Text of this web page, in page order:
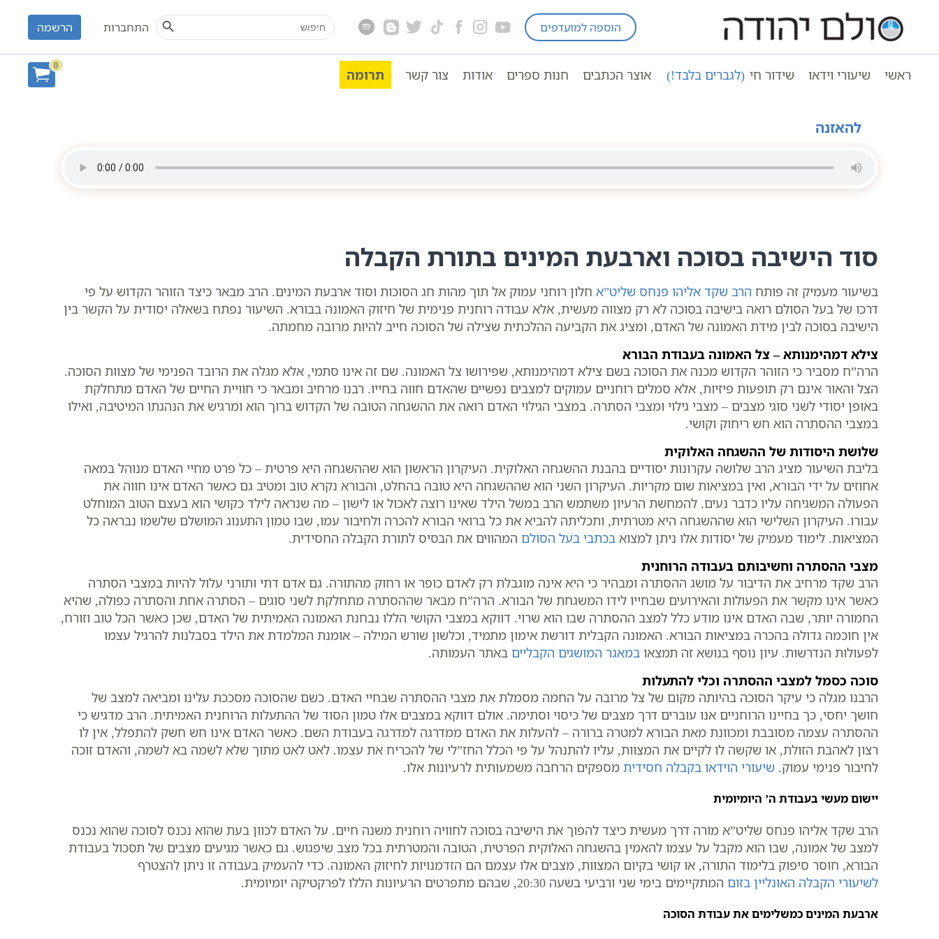
הוספה למועדפים Search
for:
Search Button
התחברות הרשמה
ראשי שיעורי וידאו שידור חי (לגברים בלבד!) אוצר הכתבים חנות ספרים אודות צור קשר תרומה
0
עמוד ראשי שיעורי וידאו חגים ומועדים לפי הזוהר
סוכות
ארבעת המינים וחג הסוכות | שיעור קבלה | הרב שקד אליהו פנחס | סולם יהודה | אשלג
להאזנה
סוד הישיבה בסוכה וארבעת המינים בתורת הקבלה
בשיעור מעמיק זה פותח הרב שקד אליהו פנחס שליט”א חלון רוחני עמוק אל תוך מהות חג הסוכות וסוד ארבעת המינים. הרב מבאר כיצד הזוהר הקדוש על פי
דרכו של בעל הסולם רואה בישיבה בסוכה לא רק מצווה מעשית, אלא עבודה רוחנית פנימית של חיזוק האמונה בבורא. השיעור נפתח בשאלה יסודית על הקשר בין
הישיבה בסוכה לבין מידת האמונה של האדם, ומציג את הקביעה ההלכתית שצילה של הסוכה חייב להיות מרובה מחמתה.
צילא דמהימנותא – צל האמונה בעבודת הבורא
הרה”ח מסביר כי הזוהר הקדוש מכנה את הסוכה בשם צילא דמהימנותא, שפירושו צל האמונה. שם זה אינו סתמי, אלא מגלה את הרובד הפנימי של מצוות הסוכה.
הצל והאור אינם רק תופעות פיזיות, אלא סמלים רוחניים עמוקים למצבים נפשיים שהאדם חווה בחייו. רבנו מרחיב ומבאר כי חוויית החיים של האדם מתחלקת
באופן יסודי לשני סוגי מצבים – מצבי גילוי ומצבי הסתרה. במצבי הגילוי האדם רואה את ההשגחה הטובה של הקדוש ברוך הוא ומרגיש את הנהגתו המיטיבה, ואילו
במצבי ההסתרה הוא חש ריחוק וקושי.
שלושת היסודות של ההשגחה האלוקית
בליבת השיעור מציג הרב שלושה עקרונות יסודיים בהבנת ההשגחה האלוקית. העיקרון הראשון הוא שההשגחה היא פרטית – כל פרט מחיי האדם מנוהל במאה
אחוזים על ידי הבורא, ואין במציאות שום מקריות. העיקרון השני הוא שההשגחה היא טובה בהחלט, והבורא נקרא טוב ומטיב גם כאשר האדם אינו חווה את
הפעולה המשגיחה עליו כדבר נעים. להמחשת הרעיון משתמש הרב במשל הילד שאינו רוצה לאכול או לישון – מה שנראה לילד כקושי הוא בעצם הטוב המוחלט
עבורו. העיקרון השלישי הוא שההשגחה היא מטרתית, ותכליתה להביא את כל ברואי הבורא להכרה ולחיבור עמו, שבו טמון התענוג המושלם שלשמו נבראה כל
המציאות. לימוד מעמיק של יסודות אלו ניתן למצוא בכתבי בעל הסולם המהווים את הבסיס לתורת הקבלה החסידית.
מצבי ההסתרה וחשיבותם בעבודה הרוחנית
הרב שקד מרחיב את הדיבור על מושג ההסתרה ומבהיר כי היא אינה מוגבלת רק לאדם כופר או רחוק מהתורה. גם אדם דתי ותורני עלול להיות במצבי הסתרה
כאשר אינו מקשר את הפעולות והאירועים שבחייו לידו המשגחת של הבורא. הרה”ח מבאר שההסתרה מתחלקת לשני סוגים – הסתרה אחת והסתרה כפולה, שהיא
החמורה יותר, שבה האדם אינו מודע כלל למצב ההסתרה שבו הוא שרוי. דווקא במצבי הקושי הללו נבחנת האמונה האמיתית של האדם, שכן כאשר הכל טוב וזורח,
אין חוכמה גדולה בהכרה במציאות הבורא. האמונה הקבלית דורשת אימון מתמיד, וכלשון שורש המילה – אומנת המלמדת את הילד בסבלנות להרגיל עצמו
לפעולות הנדרשות. עיון נוסף בנושא זה תמצאו במאגר המושגים הקבליים באתר העמותה.
סוכה כסמל למצבי ההסתרה וכלי להתעלות
הרבנו מגלה כי עיקר הסוכה בהיותה מקום של צל מרובה על החמה מסמלת את מצבי ההסתרה שבחיי האדם. כשם שהסוכה מסככת עלינו ומביאה למצב של
חושך יחסי, כך בחיינו הרוחניים אנו עוברים דרך מצבים של כיסוי וסתימה. אולם דווקא במצבים אלו טמון הסוד של ההתעלות הרוחנית האמיתית. הרב מדגיש כי
ההסתרה עצמה מסובבת ומכוונת מאת הבורא למטרה ברורה – להעלות את האדם ממדרגה למדרגה בעבודת השם. כאשר האדם אינו חש חשק להתפלל, אין לו
רצון לאהבת הזולת, או שקשה לו לקיים את המצוות, עליו להתנהל על פי הכלל החז”לי של להכריח את עצמו. לאט לאט מתוך שלא לשמה בא לשמה, והאדם זוכה
לחיבור פנימי עמוק. שיעורי הוידאו בקבלה חסידית מספקים הרחבה משמעותית לרעיונות אלו.
יישום מעשי בעבודת ה’ היומיומית
הרב שקד אליהו פנחס שליט”א מורה דרך מעשית כיצד להפוך את הישיבה בסוכה לחוויה רוחנית משנה חיים. על האדם לכוון בעת שהוא נכנס לסוכה שהוא נכנס
למצב של אמונה, שבו הוא מקבל על עצמו להאמין בהשגחה האלוקית הפרטית, הטובה והמטרתית בכל מצב שיפגוש. גם כאשר מגיעים מצבים של תסכול בעבודת
הבורא, חוסר סיפוק בלימוד התורה, או קושי בקיום המצוות, מצבים אלו עצמם הם הזדמנויות לחיזוק האמונה. כדי להעמיק בעבודה זו ניתן להצטרף
לשיעורי הקבלה האונליין בזום המתקיימים בימי שני ורביעי בשעה 20:30, שבהם מתפרטים הרעיונות הללו לפרקטיקה יומיומית.
ארבעת המינים כמשלימים את עבודת הסוכה